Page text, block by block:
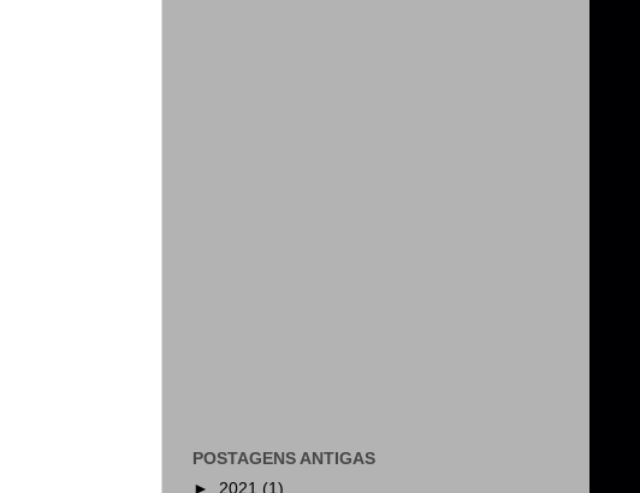
POSTAGENS ANTIGAS
► 2021 (1)